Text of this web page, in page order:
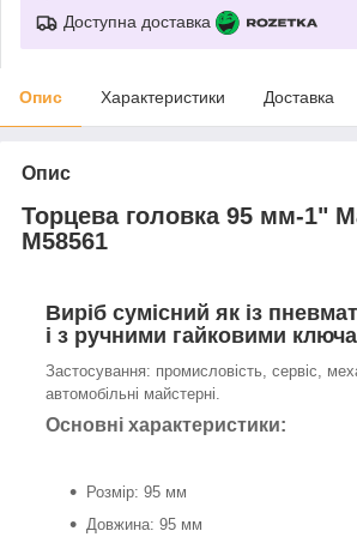
Доступна доставка
Опис Характеристики Доставка
Опис
Торцева головка 95 мм-1"
M58561
Виріб сумісний як із
і з ручними гайковими
Застосування: промисловість, сервіс,
автомобільні майстерні.
Основні характеристики:
Розмір: 95 мм
Довжина: 95 мм